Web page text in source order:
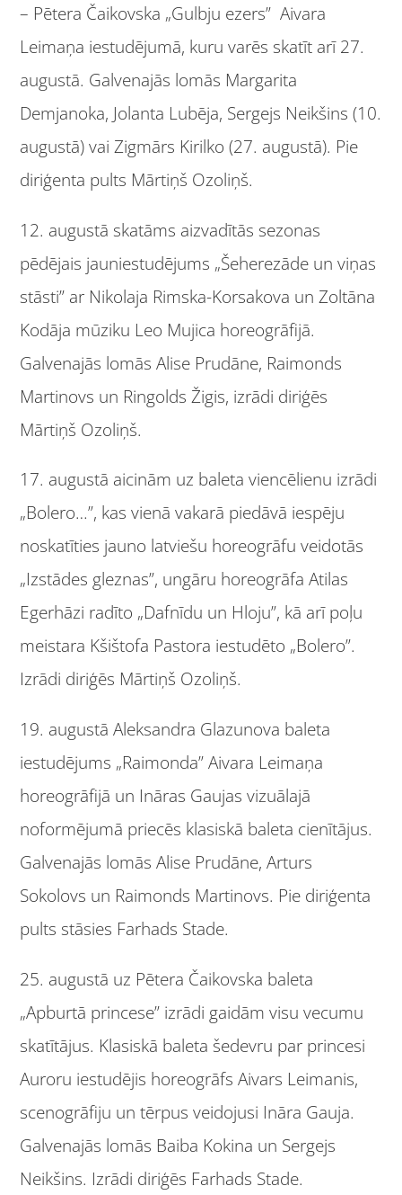
– Pētera Čaikovska „Gulbju ezers” Aivara
Leimaņa iestudējumā, kuru varēs skatīt arī 27.
augustā. Galvenajās lomās Margarita
Demjanoka, Jolanta Lubēja, Sergejs Neikšins (10.
augustā) vai Zigmārs Kirilko (27. augustā). Pie
diriģenta pults Mārtiņš Ozoliņš.
12. augustā skatāms aizvadītās sezonas
pēdējais jauniestudējums „Šeherezāde un viņas
stāsti” ar Nikolaja Rimska-Korsakova un Zoltāna
Kodāja mūziku Leo Mujica horeogrāfijā.
Galvenajās lomās Alise Prudāne, Raimonds
Martinovs un Ringolds Žigis, izrādi diriģēs
Mārtiņš Ozoliņš.
17. augustā aicinām uz baleta viencēlienu izrādi
„Bolero…”, kas vienā vakarā piedāvā iespēju
noskatīties jauno latviešu horeogrāfu veidotās
„Izstādes gleznas”, ungāru horeogrāfa Atilas
Egerhāzi radīto „Dafnīdu un Hloju”, kā arī poļu
meistara Kšištofa Pastora iestudēto „Bolero”.
Izrādi diriģēs Mārtiņš Ozoliņš.
19. augustā Aleksandra Glazunova baleta
iestudējums „Raimonda” Aivara Leimaņa
horeogrāfijā un Ināras Gaujas vizuālajā
noformējumā priecēs klasiskā baleta cienītājus.
Galvenajās lomās Alise Prudāne, Arturs
Sokolovs un Raimonds Martinovs. Pie diriģenta
pults stāsies Farhads Stade.
25. augustā uz Pētera Čaikovska baleta
„Apburtā princese” izrādi gaidām visu vecumu
skatītājus. Klasiskā baleta šedevru par princesi
Auroru iestudējis horeogrāfs Aivars Leimanis,
scenogrāfiju un tērpus veidojusi Ināra Gauja.
Galvenajās lomās Baiba Kokina un Sergejs
Neikšins. Izrādi diriģēs Farhads Stade.